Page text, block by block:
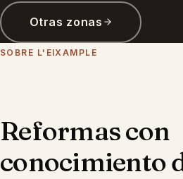
Otras zonas
SOBRE L'EIXAMPLE
Reformas con
conocimiento